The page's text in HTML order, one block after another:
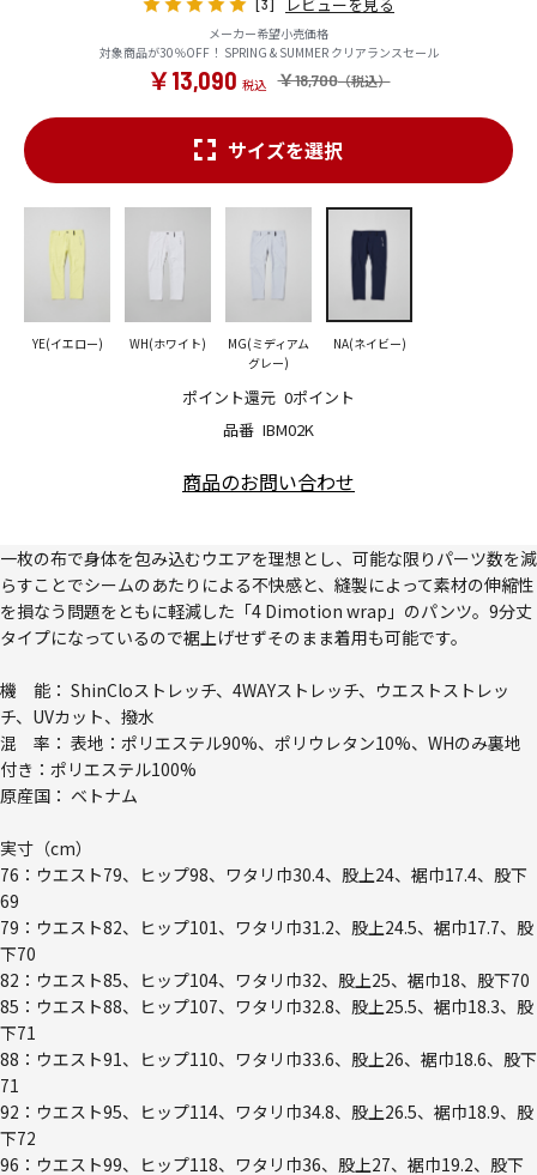
[3]
メーカー希望小売価格
対象商品が30％OFF！ SPRING & SUMMER クリアランスセール
￥18,700
￥13,090
品番 IBM02K
ポイント還元 0ポイント
サイズを選択
YE(イエロー) WH(ホワイト)
MG(ミディアム
グレー)
NA(ネイビー)
商品のお問い合わせ
一枚の布で身体を包み込むウエアを理想とし、可能な限りパーツ数を減
らすことでシームのあたりによる不快感と、縫製によって素材の伸縮性
を損なう問題をともに軽減した「4 Dimotion wrap」のパンツ。9分丈
タイプになっているので裾上げせずそのまま着用も可能です。
機 能： ShinCloストレッチ、4WAYストレッチ、ウエストストレッ
チ、UVカット、撥水
混 率： 表地：ポリエステル90%、ポリウレタン10%、WHのみ裏地
付き：ポリエステル100%
原産国： ベトナム
実寸（cm）
76：ウエスト79、ヒップ98、ワタリ巾30.4、股上24、裾巾17.4、股下
69
79：ウエスト82、ヒップ101、ワタリ巾31.2、股上24.5、裾巾17.7、股
下70
82：ウエスト85、ヒップ104、ワタリ巾32、股上25、裾巾18、股下70
85：ウエスト88、ヒップ107、ワタリ巾32.8、股上25.5、裾巾18.3、股
下71
88：ウエスト91、ヒップ110、ワタリ巾33.6、股上26、裾巾18.6、股下
71
92：ウエスト95、ヒップ114、ワタリ巾34.8、股上26.5、裾巾18.9、股
下72
96：ウエスト99、ヒップ118、ワタリ巾36、股上27、裾巾19.2、股下